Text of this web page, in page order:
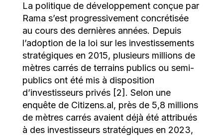
La politique de développement conçue par
Rama s’est progressivement concrétisée
au cours des dernières années. Depuis
l’adoption de la loi sur les investissements
stratégiques en 2015, plusieurs millions de
mètres carrés de terrains publics ou semi-
publics ont été mis à disposition
d’investisseurs privés [2]. Selon une
enquête de Citizens.al, près de 5,8 millions
de mètres carrés avaient déjà été attribués
à des investisseurs stratégiques en 2023,